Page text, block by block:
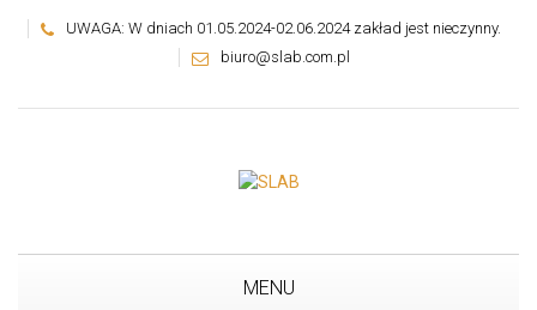
UWAGA: W dniach 01.05.2024-02.06.2024 zakład jest nieczynny.
biuro@slab.com.pl
MENU